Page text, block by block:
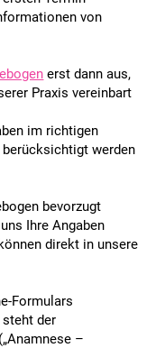
von
erst dann aus,
Praxis vereinbart
im richtigen
werden
bevorzugt
Ihre Angaben
direkt in unsere
Formulars
der
–